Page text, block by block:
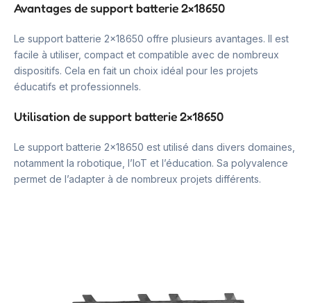
Avantages de support batterie 2×18650
Le support batterie 2×18650 offre plusieurs avantages. Il est
facile à utiliser, compact et compatible avec de nombreux
dispositifs. Cela en fait un choix idéal pour les projets
éducatifs et professionnels.
Utilisation de support batterie 2×18650
Le support batterie 2×18650 est utilisé dans divers domaines,
notamment la robotique, l’IoT et l’éducation. Sa polyvalence
permet de l’adapter à de nombreux projets différents.